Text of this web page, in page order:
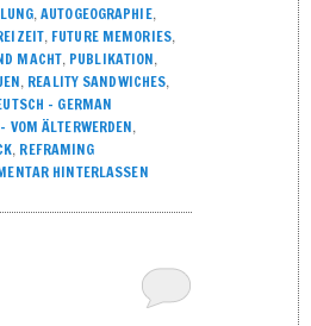
,AUTOGEOGRAPHIE,
, FUTURE MEMORIES,
MACHT, PUBLIKATION,
, REALITY SANDWICHES,
– GERMAN
VOM ÄLTERWERDEN,
, REFRAMING
HINTERLASSEN